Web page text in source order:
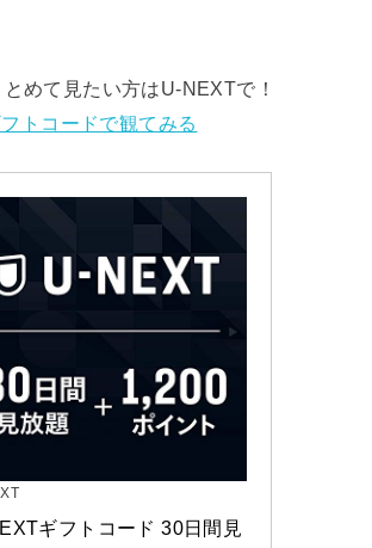
めて見たい方はU-NEXTで！
トコードで観てみる
ギフトコード 30日間見